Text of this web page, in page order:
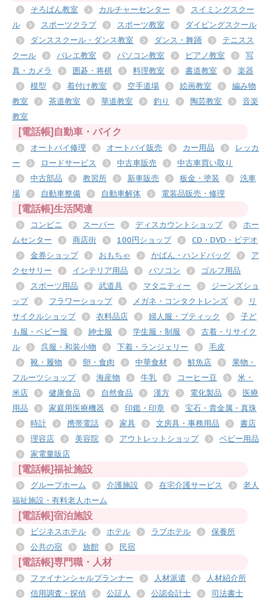
そろばん教室 カルチャーセンター
スイミングスクー
ル
スポーツクラブ スポーツ教室
ダイビングスクール
ダンススクール・ダンス教室
ダンス・舞踊
テニスス
クール
バレエ教室 パソコン教室 ピアノ教室
写
真・カメラ
囲碁・将棋 料理教室 書道教室
楽器
模型
着付け教室 空手道場 絵画教室
編み物
教室
茶道教室 華道教室 釣り 陶芸教室
音楽
教室
[電話帳]自動車・バイク
オートバイ修理 オートバイ販売 カー用品
レッカ
ー
ロードサービス 中古車販売
中古車買い取り
中古部品
教習所 新車販売 板金・塗装
洗車
場
自動車整備 自動車解体 電装品販売・修理
[電話帳]生活関連
コンビニ スーパー ディスカウントショップ
ホー
ムセンター
商店街 100円ショップ
CD・DVD・ビデオ
金券ショップ
おもちゃ かばん・ハンドバッグ
ア
クセサリー
インテリア用品 パソコン
ゴルフ用品
スポーツ用品
武道具 マタニティー
ジーンズショ
ップ
フラワーショップ メガネ・コンタクトレンズ
リ
サイクルショップ
衣料品店 婦人服・ブティック
子ど
も服・ベビー服
紳士服 学生服・制服
古着・リサイク
ル
呉服・和装小物 下着・ランジェリー
毛皮
靴・履物
卵・食肉 中華食材 鮮魚店
果物・
フルーツショップ
海産物 牛乳 コーヒー豆
米・
米店
健康食品 自然食品 漢方 電化製品
医療
用品
家庭用医療機器 印鑑・印章
宝石・貴金属・真珠
時計
携帯電話 家具 文房具・事務用品
書店
理容店
美容院 アウトレットショップ
ベビー用品
家電量販店
[電話帳]福祉施設
グループホーム 介護施設 在宅介護サービス
老人
福祉施設・有料老人ホーム
[電話帳]宿泊施設
ビジネスホテル ホテル ラブホテル
保養所
公共の宿
旅館 民宿
[電話帳]専門職・人材
ファイナンシャルプランナー 人材派遣
人材紹介所
信用調査・探偵
公証人 公認会計士
司法書士